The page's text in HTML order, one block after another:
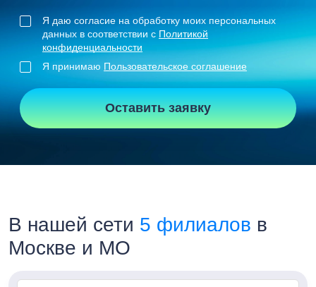
Я даю согласие на обработку моих персональных
данных в соответствии с Политикой
конфиденциальности
Я принимаю Пользовательское соглашение
Оставить заявку
В нашей сети 5 филиалов в
Москве и МО